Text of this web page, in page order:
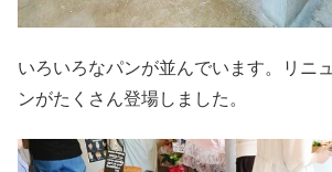
いろいろなパンが並んでいます。リニ
ンがたくさん登場しました。